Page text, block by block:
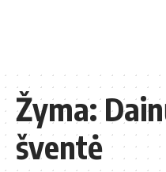
Žyma:
šventė